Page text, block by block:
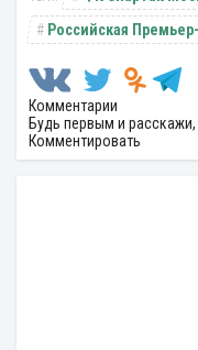
Российская
Комментарии
Будь первым и
Комментировать